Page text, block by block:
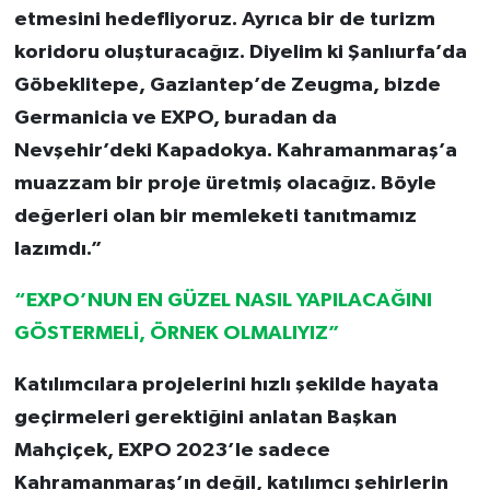
etmesini hedefliyoruz. Ayrıca bir de turizm
koridoru oluşturacağız. Diyelim ki Şanlıurfa’da
Göbeklitepe, Gaziantep’de Zeugma, bizde
Germanicia ve EXPO, buradan da
Nevşehir’deki Kapadokya. Kahramanmaraş’a
muazzam bir proje üretmiş olacağız. Böyle
değerleri olan bir memleketi tanıtmamız
lazımdı.”
“EXPO’NUN EN GÜZEL NASIL YAPILACAĞINI
GÖSTERMELİ, ÖRNEK OLMALIYIZ”
Katılımcılara projelerini hızlı şekilde hayata
geçirmeleri gerektiğini anlatan Başkan
Mahçiçek, EXPO 2023’le sadece
Kahramanmaraş’ın değil, katılımcı şehirlerin